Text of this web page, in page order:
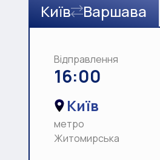
Київ Варшава
Відправлення
16:00
Київ
метро
Житомирська